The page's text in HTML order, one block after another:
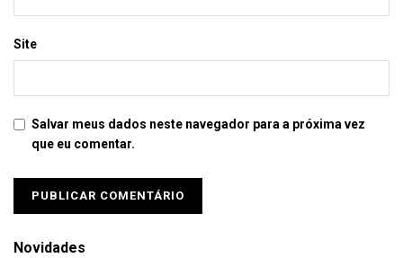
Site
Salvar meus dados neste navegador para a próxima vez
que eu comentar.
Novidades